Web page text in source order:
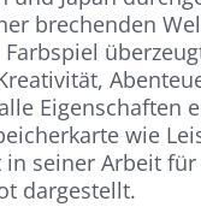
brechenden
Eigenschaften
wie
in seiner Arbeit für
dargestellt.